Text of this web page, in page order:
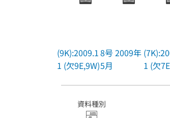
(9K):2009.1
1 (欠9E,9W)
8号 2009年
5月
1 (欠
資料種別